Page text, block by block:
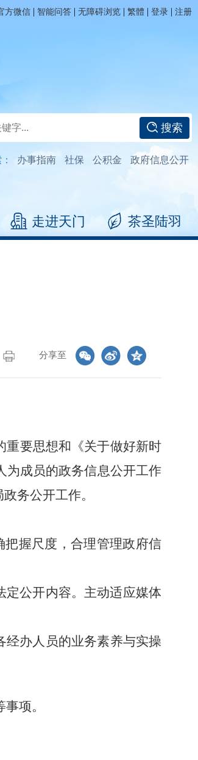
方微信 | 智能问答 | 无障碍浏览 | 繁體 | 登录 | 注册
搜索
办事指南 社保 公积金 政府信息公开
走进天门 茶圣陆羽
分享至
重要思想和《关于做好新时
为成员的政务信息公开工作
务公开工作。
把握尺度，合理管理政府信
定公开内容。主动适应媒体
经办人员的业务素养与实操
项。